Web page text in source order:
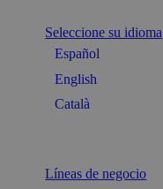
Seleccione su idioma
Español
English
Català
Líneas de negocio